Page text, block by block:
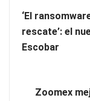
‘El
rescate’: el
Escobar
Zoomex